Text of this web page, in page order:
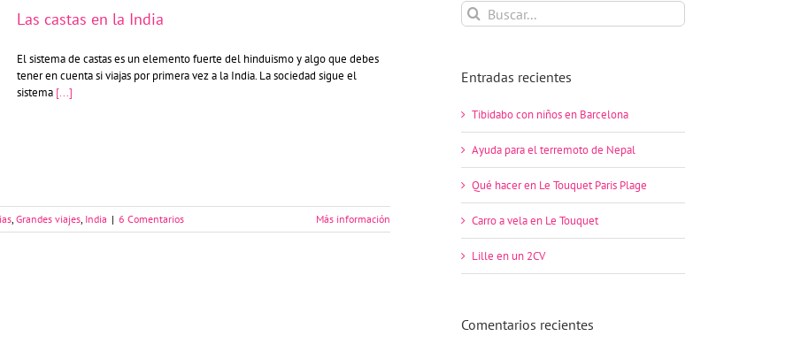
Las castas en la India
El sistema de castas es un elemento fuerte del hinduismo y algo que debes
tener en cuenta si viajas por primera vez a la India. La sociedad sigue el
sistema [...]
, Grandes viajes, India | 6 Comentarios Más información
Buscar:
Entradas recientes
Tibidabo con niños en Barcelona
Ayuda para el terremoto de Nepal
Qué hacer en Le Touquet Paris Plage
Carro a vela en Le Touquet
Lille en un 2CV
Comentarios recientes